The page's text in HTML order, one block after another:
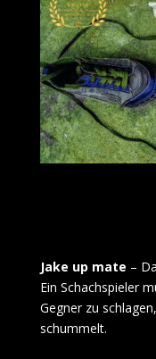
Jake up mate –
Ein Schachspieler
Gegner zu
schummelt.